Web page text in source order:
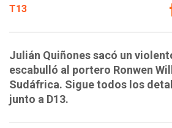
T13
Julián Quiñones sacó un
escabulló al portero Ronwen
Sudáfrica. Sigue todos los
junto a D13.